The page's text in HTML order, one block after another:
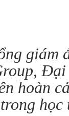
giám
, Đại
hoàn
trong học